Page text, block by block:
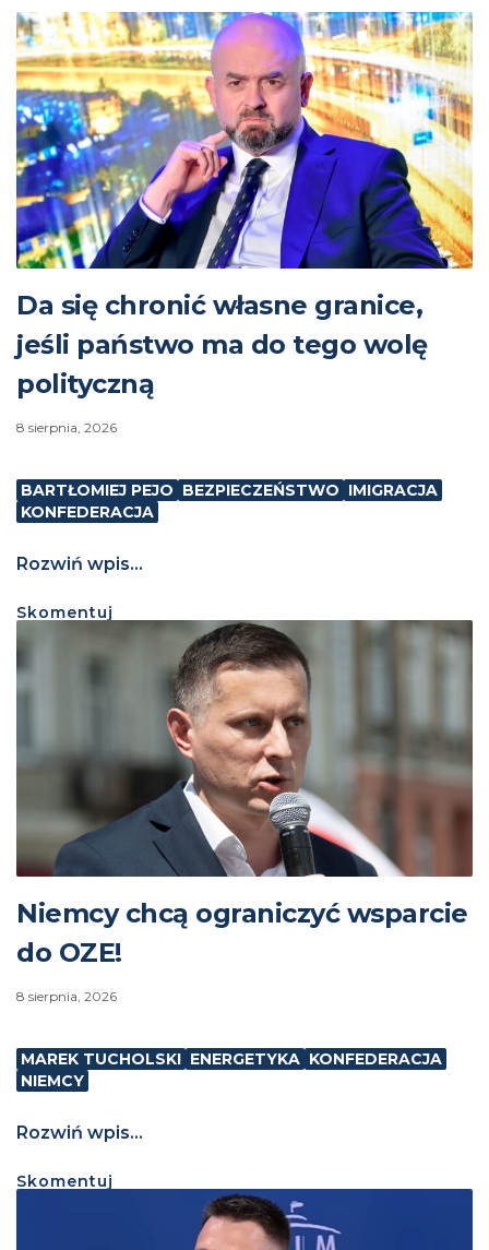
Da się chronić własne granice,
jeśli państwo ma do tego wolę
polityczną
8 sierpnia, 2026
BARTŁOMIEJ PEJO BEZPIECZEŃSTWO IMIGRACJA
KONFEDERACJA
Rozwiń wpis...
Skomentuj
Niemcy chcą ograniczyć wsparcie
do OZE!
8 sierpnia, 2026
MAREK TUCHOLSKI ENERGETYKA KONFEDERACJA
NIEMCY
Rozwiń wpis...
Skomentuj